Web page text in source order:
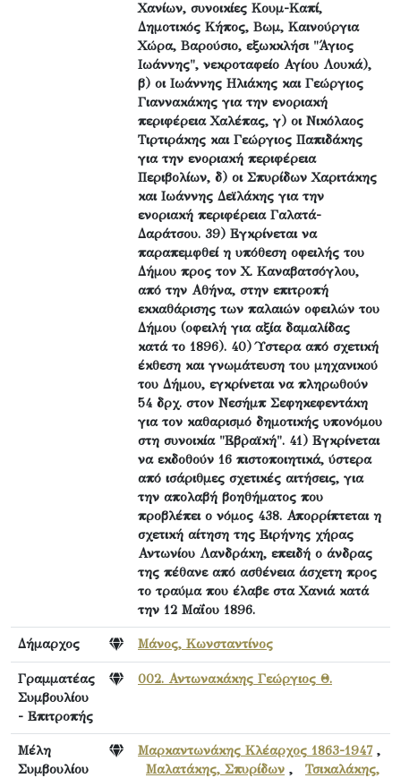
Χανίων, συνοικίες Κουμ-Καπί,
Δημοτικός Κήπος, Βωμ, Καινούργια
Χώρα, Βαρούσιο, εξωκκλήσι "Άγιος
Ιωάννης", νεκροταφείο Αγίου Λουκά),
β) οι Ιωάννης Ηλιάκης και Γεώργιος
Γιαννακάκης για την ενοριακή
περιφέρεια Χαλέπας, γ) οι Νικόλαος
Τιρτιράκης και Γεώργιος Παπιδάκης
για την ενοριακή περιφέρεια
Περιβολίων, δ) οι Σπυρίδων Χαριτάκης
και Ιωάννης Δεϊλάκης για την
ενοριακή περιφέρεια Γαλατά-
Δαράτσου. 39) Εγκρίνεται να
παραπεμφθεί η υπόθεση οφειλής του
Δήμου προς τον Χ. Καναβατσόγλου,
από την Αθήνα, στην επιτροπή
εκκαθάρισης των παλαιών οφειλών του
Δήμου (οφειλή για αξία δαμαλίδας
κατά το 1896). 40) Ύστερα από σχετική
έκθεση και γνωμάτευση του μηχανικού
του Δήμου, εγκρίνεται να πληρωθούν
54 δρχ. στον Νεσήμπ Σεφηκεφεντάκη
για τον καθαρισμό δημοτικής υπονόμου
στη συνοικία "Εβραϊκή". 41) Εγκρίνεται
να εκδοθούν 16 πιστοποιητικά, ύστερα
από ισάριθμες σχετικές αιτήσεις, για
την απολαβή βοηθήματος που
προβλέπει ο νόμος 438. Απορρίπτεται η
σχετική αίτηση της Ειρήνης χήρας
Αντωνίου Λανδράκη, επειδή ο άνδρας
της πέθανε από ασθένεια άσχετη προς
το τραύμα που έλαβε στα Χανιά κατά
την 12 Μαΐου 1896.
Δήμαρχος Μάνος, Κωνσταντίνος
Γραμματέας
Συμβουλίου
- Επιτροπής
002. Αντωνακάκης Γεώργιος Θ.
Μέλη
Συμβουλίου
Μαρκαντωνάκης Κλέαρχος 1863-1947,
Μαλατάκης, Σπυρίδων , Τσικαλάκης,